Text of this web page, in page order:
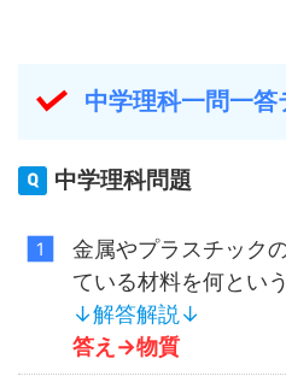
中学理科一問一
中学理科問題
金属やプラスチック
ている材料を何とい
↓解答解説↓
答え→物質